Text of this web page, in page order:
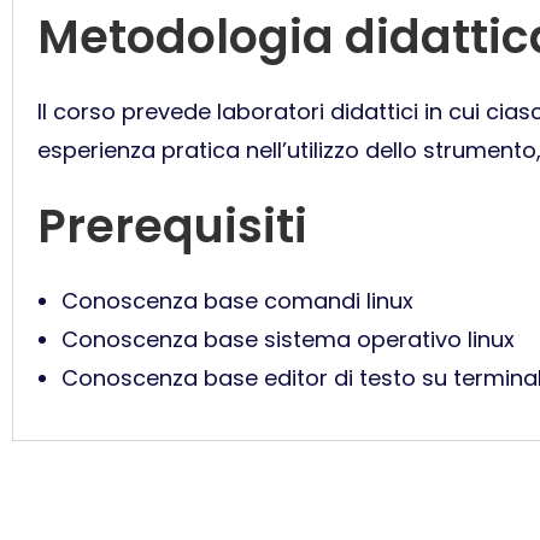
Metodologia
Il corso prevede laboratori didattici in cui
esperienza pratica nell’utilizzo dello
Prerequisiti
Conoscenza base comandi linux
Conoscenza base sistema operativo linux
Conoscenza base editor di testo su